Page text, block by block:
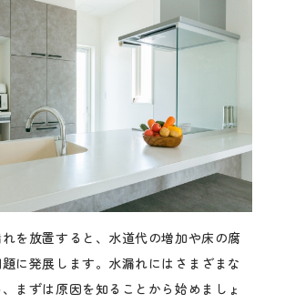
を放置すると、水道代の増加や床の腐
に発展します。水漏れにはさまざまな
まずは原因を知ることから始めましょ